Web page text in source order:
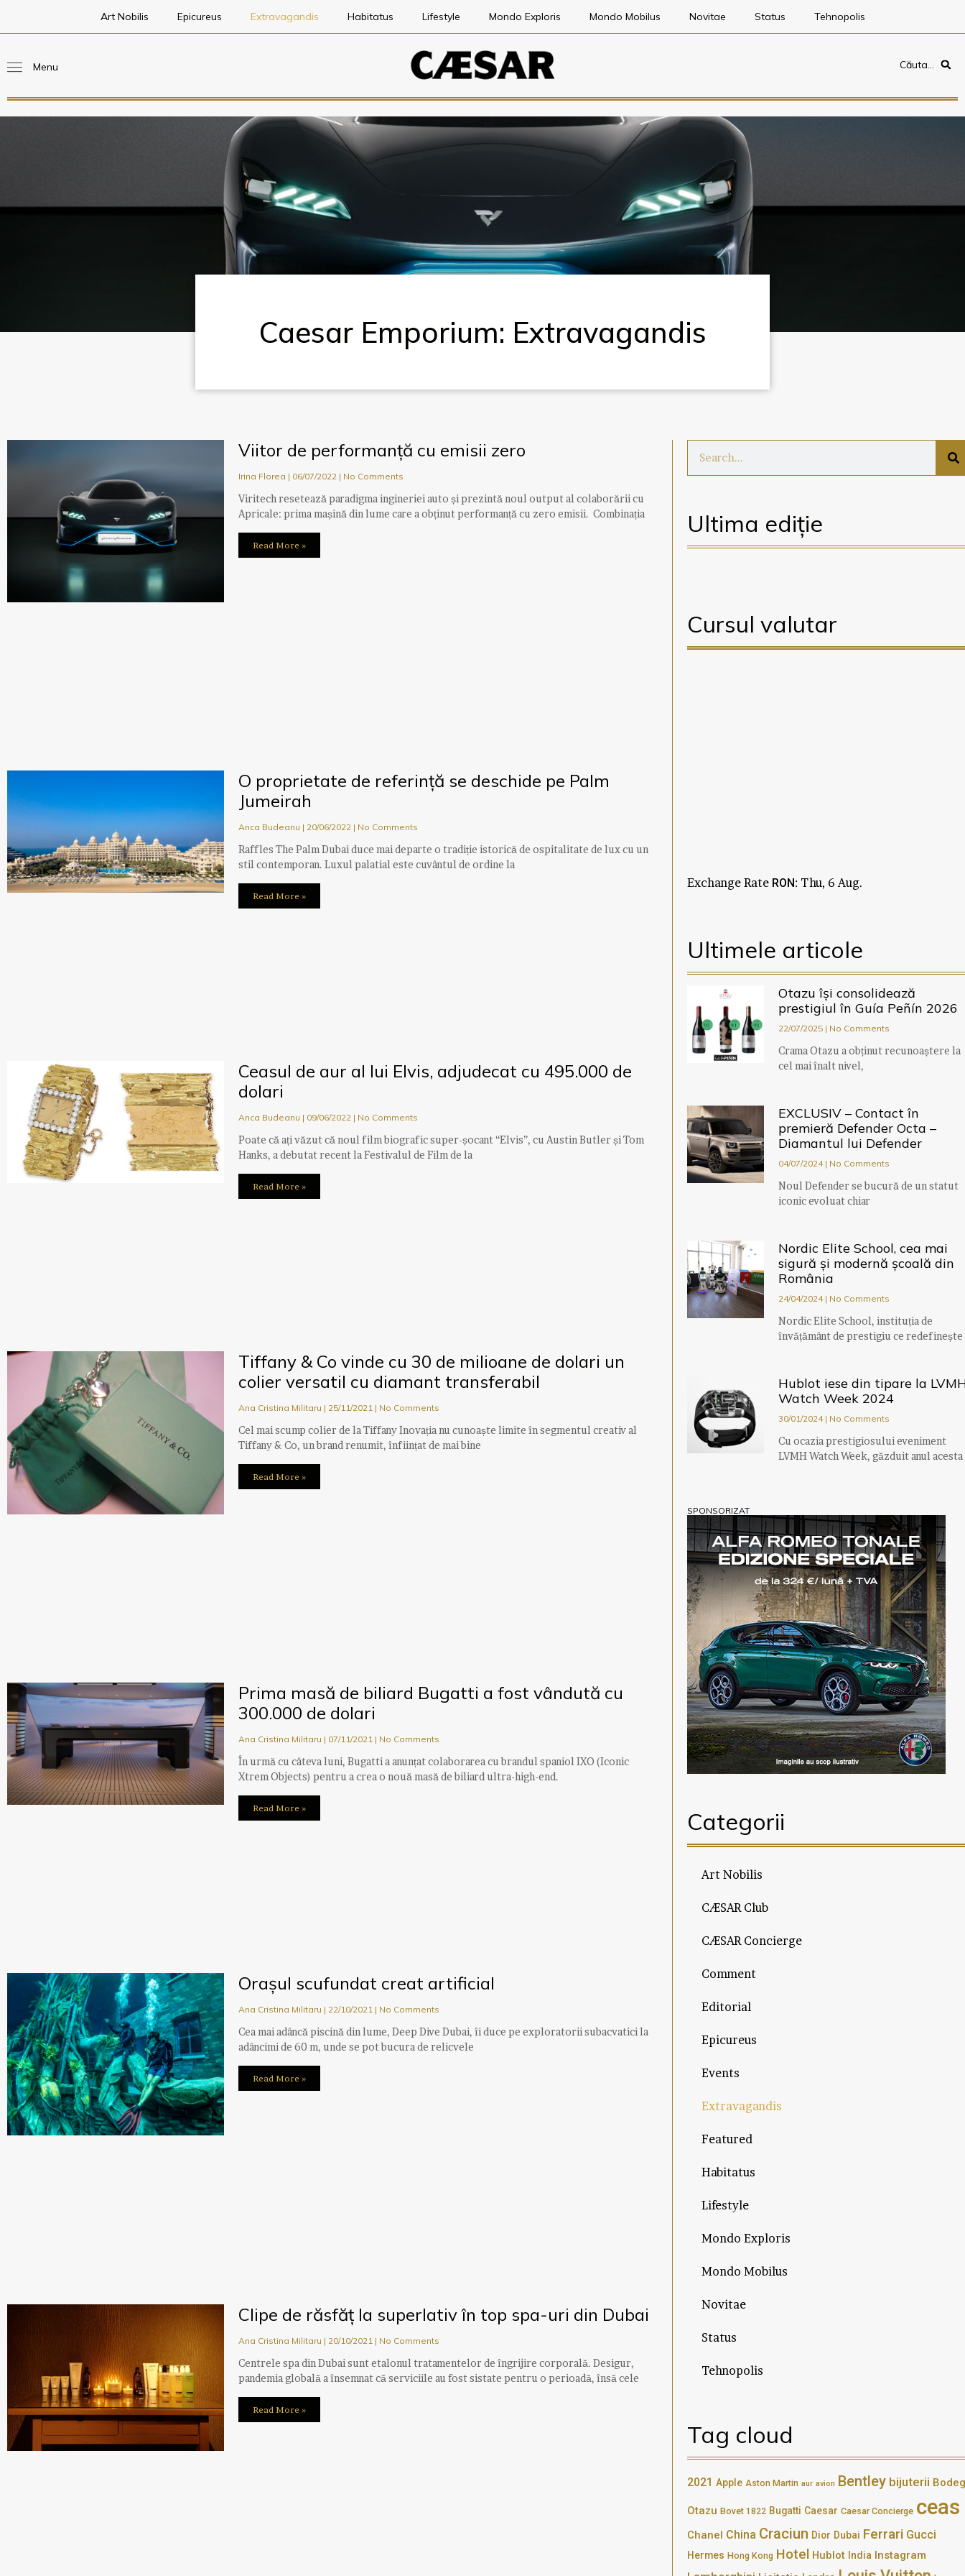
Art Nobilis Epicureus Extravagandis Habitatus Lifestyle Mondo Exploris Mondo Mobilus Novitae Status Tehnopolis
Menu Căuta…
Caesar Emporium: Extravagandis
Viitor de performanță cu emisii zero
Irina Florea 06/07/2022 No Comments
Viritech resetează paradigma ingineriei auto și prezintă noul output al colaborării cu
Apricale: prima mașină din lume care a obținut performanță cu zero emisii. Combinația
Read More »
O proprietate de referință se deschide pe Palm
Jumeirah
Anca Budeanu 20/06/2022 No Comments
Raffles The Palm Dubai duce mai departe o tradiție istorică de ospitalitate de lux cu un
stil contemporan. Luxul palatial este cuvântul de ordine la
Read More »
Ceasul de aur al lui Elvis, adjudecat cu 495.000 de
dolari
Anca Budeanu 09/06/2022 No Comments
Poate că ați văzut că noul film biografic super-șocant “Elvis”, cu Austin Butler și Tom
Hanks, a debutat recent la Festivalul de Film de la
Read More »
Tiffany & Co vinde cu 30 de milioane de dolari un
colier versatil cu diamant transferabil
Ana Cristina Militaru 25/11/2021 No Comments
Cel mai scump colier de la Tiffany Inovația nu cunoaște limite în segmentul creativ al
Tiffany & Co, un brand renumit, înființat de mai bine
Read More »
Prima masă de biliard Bugatti a fost vândută cu
300.000 de dolari
Ana Cristina Militaru 07/11/2021 No Comments
În urmă cu câteva luni, Bugatti a anunțat colaborarea cu brandul spaniol IXO (Iconic
Xtrem Objects) pentru a crea o nouă masă de biliard ultra-high-end.
Read More »
Orașul scufundat creat artificial
Ana Cristina Militaru 22/10/2021 No Comments
Cea mai adâncă piscină din lume, Deep Dive Dubai, îi duce pe exploratorii subacvatici la
adâncimi de 60 m, unde se pot bucura de relicvele
Read More »
Clipe de răsfăț la superlativ în top spa-uri din Dubai
Ana Cristina Militaru 20/10/2021 No Comments
Centrele spa din Dubai sunt etalonul tratamentelor de îngrijire corporală. Desigur,
pandemia globală a însemnat că serviciile au fost sistate pentru o perioadă, însă cele
Read More »
Ultima ediție
Cursul valutar
Exchange Rate RON: Thu, 6 Aug.
Ultimele articole
Otazu își consolidează
prestigiul în Guía Peñín 2026
22/07/2025 No Comments
Crama Otazu a obținut recunoaștere la
cel mai înalt nivel,
EXCLUSIV – Contact în
premieră Defender Octa –
Diamantul lui Defender
04/07/2024 No Comments
Noul Defender se bucură de un statut
iconic evoluat chiar
Nordic Elite School, cea mai
sigură și modernă școală din
România
24/04/2024 No Comments
Nordic Elite School, instituția de
învățământ de prestigiu ce redefinește
Hublot iese din tipare la
Watch Week 2024
30/01/2024 No Comments
Cu ocazia prestigiosului eveniment
LVMH Watch Week, găzduit anul acesta
SPONSORIZAT
Categorii
Art Nobilis
CÆSAR Club
CÆSAR Concierge
Comment
Editorial
Epicureus
Events
Extravagandis
Featured
Habitatus
Lifestyle
Mondo Exploris
Mondo Mobilus
Novitae
Status
Tehnopolis
Tag cloud
2021 Apple Aston Martin aur avion Bentley bijuterii
Otazu Bovet 1822 Bugatti Caesar Caesar Concierge ceas
Chanel China Craciun Dior Dubai Ferrari Gucci
Hermes Hong Kong Hotel Hublot India Instagram